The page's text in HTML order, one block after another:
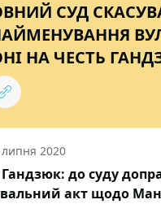
СУД
НА ЧЕСТЬ
2020
до суду
акт щодо